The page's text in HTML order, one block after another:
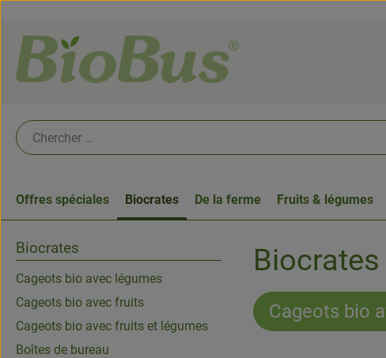
Offres spéciales Biocrates De la ferme Fruits & légumes
Biocrates
Cageots bio avec légumes
Cageots bio avec fruits
Cageots bio avec fruits et légumes
Boîtes de bureau
Biocrates
Cageots bio